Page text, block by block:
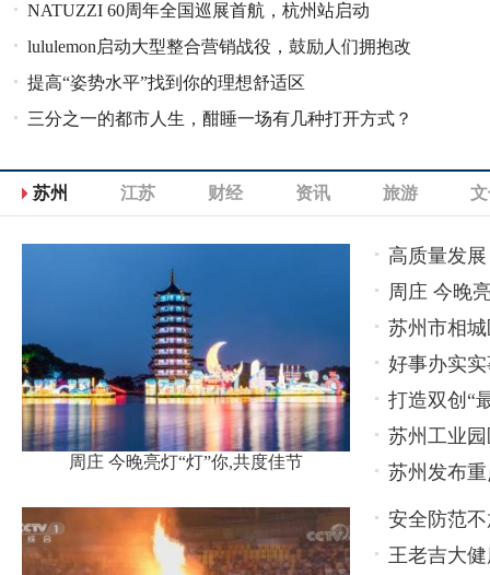
草莓音乐节京沪洒欢直击
NATUZZI 60周年全国巡展首航，杭州站启动
lululemon启动大型整合营销战役，鼓励人们拥抱改
变，感受美好
提高“姿势水平”找到你的理想舒适区
三分之一的都市人生，酣睡一场有几种打开方式？
苏州 江苏 财经 资讯 旅游
周庄 今晚亮灯“灯”你,共度佳节
高质量发
周庄 今晚
苏州市相
好事办实
打造双创“
苏州工业
苏州发布
安全防范
轻心
王老吉大